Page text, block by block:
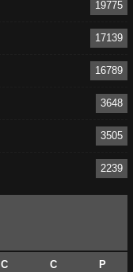
19775
17139
16789
3648
3505
2239
C C P